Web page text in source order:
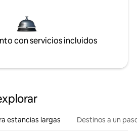
con servicios incluidos
estancias largas Destinos a un